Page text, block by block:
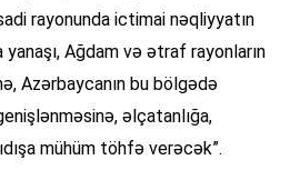
rayonunda ictimai nəqliyyatın
yanaşı, Ağdam və ətraf rayonların
Azərbaycanın bu bölgədə
əlçatanlığa,
mühüm töhfə verəcək”.